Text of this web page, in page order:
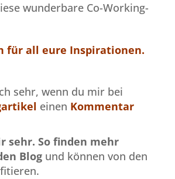
wunderbare Co-Working-
für all eure Inspirationen.
sehr, wenn du mir bei
einen Kommentar
sehr. So finden mehr
Blogund können von den